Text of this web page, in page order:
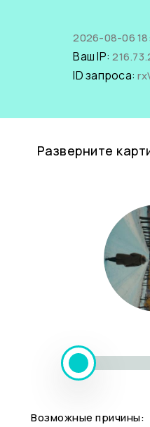
2026-08-06
Ваш IP:
ID запроса:
Разверните
Возможные причины: